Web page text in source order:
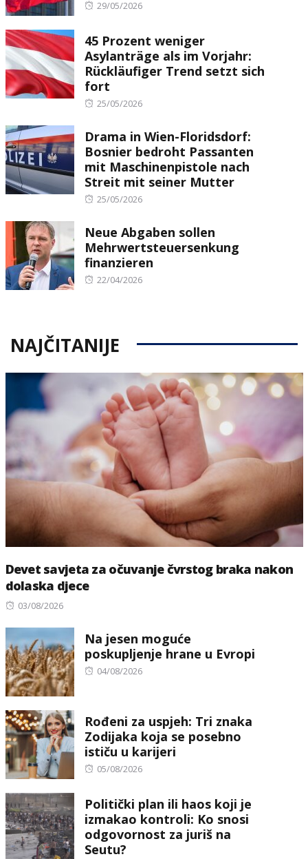
Posted
29/05/2026
45 Prozent weniger
Asylanträge als im Vorjahr:
Rückläufiger Trend setzt sich
fort
Posted
25/05/2026
Drama in Wien-Floridsdorf:
Bosnier bedroht Passanten
mit Maschinenpistole nach
Streit mit seiner Mutter
Posted
25/05/2026
Neue Abgaben sollen
Mehrwertsteuersenkung
finanzieren
Posted
22/04/2026
NAJČITANIJE
Devet savjeta za očuvanje čvrstog braka nakon
dolaska djece
Posted
03/08/2026
Na jesen moguće
poskupljenje hrane u Evropi
Posted
04/08/2026
Rođeni za uspjeh: Tri znaka
Zodijaka koja se posebno
ističu u karijeri
Posted
05/08/2026
Politički plan ili haos koji je
izmakao kontroli: Ko snosi
odgovornost za juriš na
Seutu?